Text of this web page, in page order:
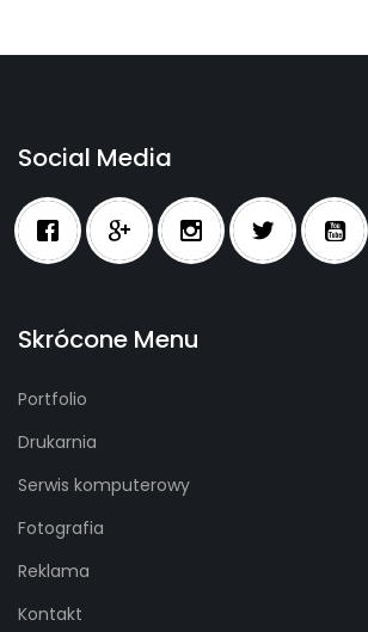
Social Media
Skrócone Menu
Portfolio
Drukarnia
Serwis komputerowy
Fotografia
Reklama
Kontakt